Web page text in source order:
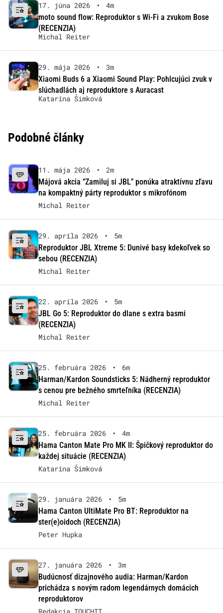
17. júna 2026 •
4m
moto sound flow: Reproduktor s Wi-Fi a zvukom Bose
(RECENZIA)
Michal Reiter
29. mája 2026 •
3m
Xiaomi Buds 6 a Xiaomi Sound Play: Pohlcujúci zvuk v
slúchadlách aj reproduktore s Auracast
Katarína Šimková
Podobné články
11. mája 2026 •
2m
Májová akcia ‘’Zamiluj si JBL’’ ponúka atraktívnu zľavu
na kompaktný párty reproduktor s mikrofónom
Michal Reiter
29. apríla 2026 •
5m
Reproduktor JBL Xtreme 5: Dunivé basy kdekoľvek so
sebou (RECENZIA)
Michal Reiter
22. apríla 2026 •
5m
JBL Go 5: Reproduktor do dlane s extra basmi
(RECENZIA)
Michal Reiter
25. februára 2026 •
6m
Harman/Kardon Soundsticks 5: Nádherný reproduktor
s cenou pre bežného smrteľníka (RECENZIA)
Michal Reiter
25. februára 2026 •
4m
Hama Canton Mate Pro MK II: Špičkový reproduktor do
každej situácie (RECENZIA)
Katarína Šimková
29. januára 2026 •
5m
Hama Canton UltiMate Pro BT: Reproduktor na
ster(e)oidoch (RECENZIA)
Peter Hupka
27. januára 2026 •
3m
Budúcnosť dizajnového audia: Harman/Kardon
prichádza s novým radom legendárnych domácich
reproduktorov